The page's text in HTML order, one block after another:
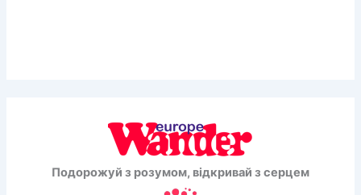
Подорожуй з розумом, відкривай з серцем